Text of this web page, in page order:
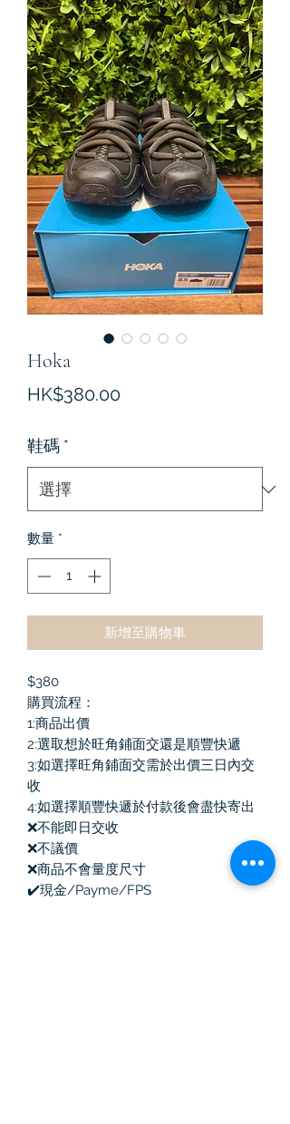
Hoka
HK$380.00價
鞋碼 *
數量 *
新增至購物車
$380
購買流程：
1:商品出價
2:選取想於旺角鋪面交還是順豐快遞
3:如選擇旺角鋪面交需於出價三日內交
收
4:如選擇順豐快遞於付款後會盡快寄出
❌不能即日交收
❌不議價
❌商品不會量度尺寸
✔️現金/Payme/FPS